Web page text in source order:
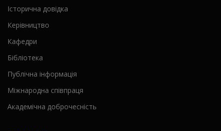
Історична довідка
Керівництво
Кафедри
Бібліотека
Публічна інформація
Міжнародна співпраця
Академічна доброчесність